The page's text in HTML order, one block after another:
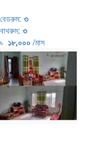
বেডরুম: ৩
বাথরুম: ৩
৳ ১৮,০০০ /মাস